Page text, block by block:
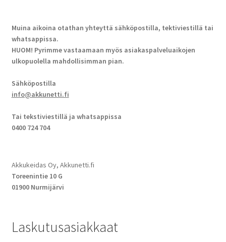
Muina aikoina otathan yhteyttä sähköpostilla, tektiviestillä tai
whatsappissa.
HUOM! Pyrimme vastaamaan myös asiakaspalveluaikojen
ulkopuolella mahdollisimman pian.
Sähköpostilla
info@akkunetti.fi
Tai tekstiviestillä ja whatsappissa
0400 724 704
Akkukeidas Oy, Akkunetti.fi
Toreenintie 10 G
01900 Nurmijärvi
Laskutusasiakkaat